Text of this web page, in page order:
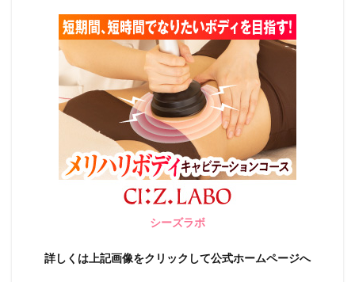
シーズラボ
詳しくは上記画像をクリックして公式ホームページへ